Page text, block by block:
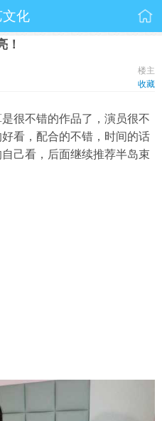
化
！
楼主
收藏
很不错的作品了，演员很不
看，配合的不错，时间的话
己看，后面继续推荐半岛束